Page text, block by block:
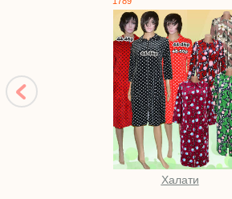
Халати